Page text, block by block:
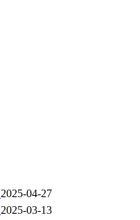
2025-04-27
2025-03-13